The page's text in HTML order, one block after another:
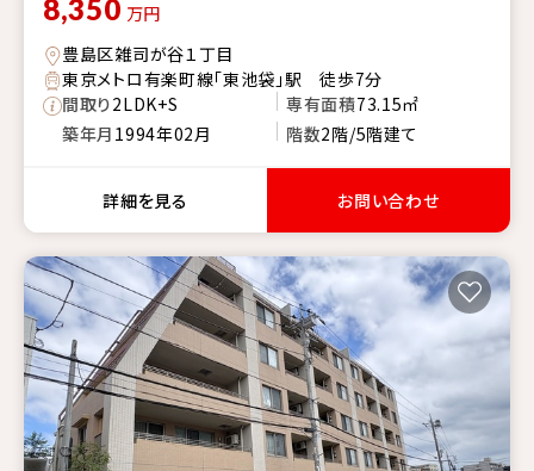
8,350 万円
豊島区雑司が谷１丁目
東京メトロ有楽町線「東池袋」駅 徒歩7分
間取り2LDK+S 専有面積73.15㎡
築年月 1994年02月 階数2階/5階建て
詳細を見る お問い合わせ